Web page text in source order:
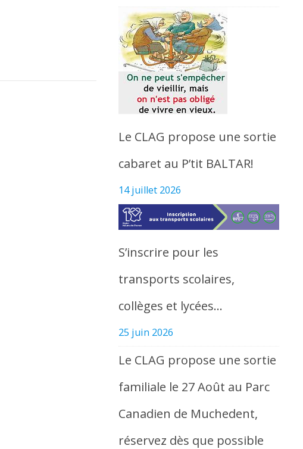
Le CLAG propose une sortie
cabaret au P’tit BALTAR!
14 juillet 2026
S’inscrire pour les
transports scolaires,
collèges et lycées…
25 juin 2026
Le CLAG propose une sortie
familiale le 27 Août au Parc
Canadien de Muchedent,
réservez dès que possible